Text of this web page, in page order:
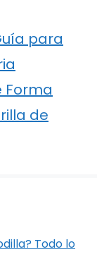
para
Forma
de
Todo lo